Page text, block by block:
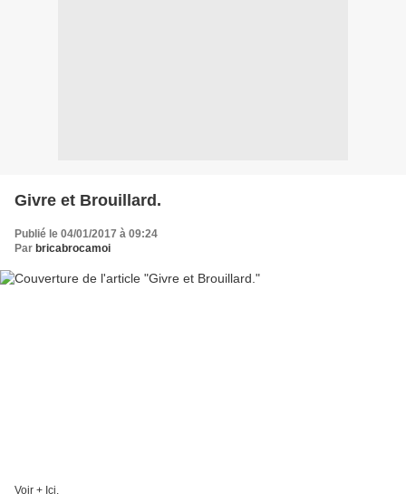
Givre et Brouillard.
Publié le 04/01/2017 à 09:24
Par bricabrocamoi
Voir + Ici.